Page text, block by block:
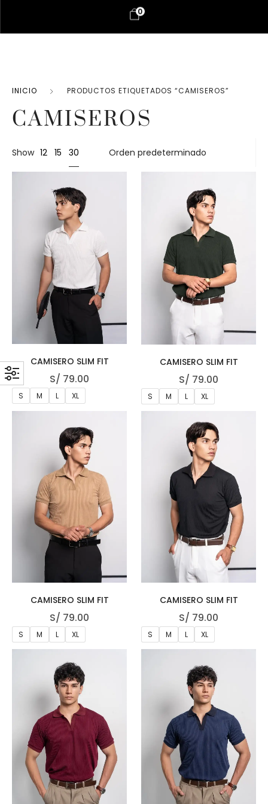
0
INICIO PRODUCTOS ETIQUETADOS “CAMISEROS”
CAMISEROS
Show 12 15 30
CAMISERO SLIM FIT
S/ 79.00
S M L XL
CAMISERO SLIM FIT
S/ 79.00
S M L XL
CAMISERO SLIM FIT
S/ 79.00
S M L XL
CAMISERO SLIM FIT
S/ 79.00
S M L XL